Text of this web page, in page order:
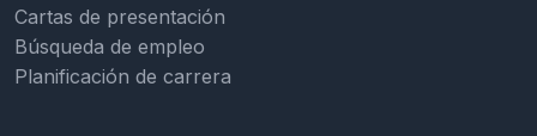
Cartas de presentación
Búsqueda de empleo
Planificación de carrera